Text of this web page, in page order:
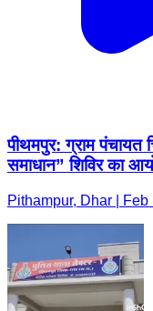
पीथमपुर: ग्राम
समाधान” शिविर का
Pithampur, Dhar | Feb